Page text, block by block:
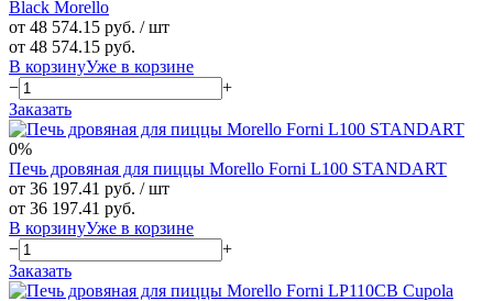
Black Morello
от 48 574.15 руб. / шт
от 48 574.15 руб.
В корзинуУже в корзине
−
+
Заказать
0%
Печь дровяная для пиццы Morello Forni L100 STANDART
от 36 197.41 руб. / шт
от 36 197.41 руб.
В корзинуУже в корзине
−
+
Заказать